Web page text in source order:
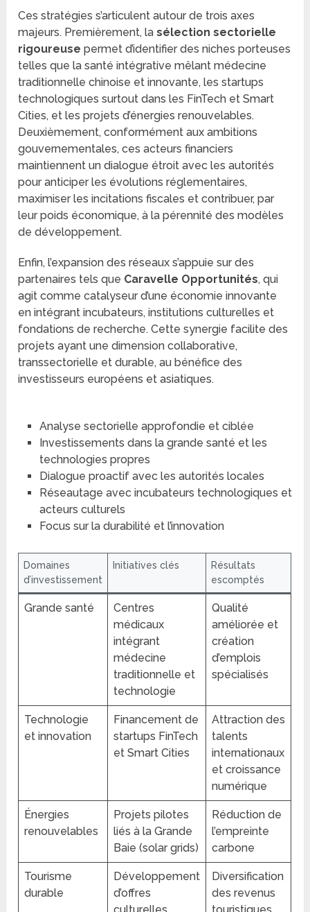
Ces stratégies s’articulent autour de trois axes
majeurs. Premièrement, lasélection sectorielle
rigoureuse permet d’identifier des niches porteuses
telles que la santé intégrative mêlant médecine
traditionnelle chinoise et innovante, les startups
technologiques surtout dans les FinTech et Smart
Cities, et les projets d’énergies renouvelables.
Deuxièmement, conformément aux ambitions
gouvernementales, ces acteurs financiers
maintiennent un dialogue étroit avec les autorités
pour anticiper les évolutions réglementaires,
maximiser les incitations fiscales et contribuer, par
leur poids économique, à la pérennité des modèles
de développement.
Enfin, l’expansion des réseaux s’appuie sur des
partenaires tels que Caravelle Opportunités, qui
agit comme catalyseur d’une économie innovante
en intégrant incubateurs, institutions culturelles et
fondations de recherche. Cette synergie facilite des
projets ayant une dimension collaborative,
transsectorielle et durable, au bénéfice des
investisseurs européens et asiatiques.
Analyse sectorielle approfondie et ciblée
Investissements dans la grande santé et les
technologies propres
Dialogue proactif avec les autorités locales
Réseautage avec incubateurs technologiques et
acteurs culturels
Focus sur la durabilité et l’innovation
Domaines
d’investissement
Initiatives clés
Résultats
escomptés
Grande santé
Centres
médicaux
intégrant
médecine
traditionnelle et
technologie
Qualité
améliorée et
création
d’emplois
spécialisés
Technologie
et innovation
Financement de
startups FinTech
et Smart Cities
Attraction des
talents
internationaux
et croissance
numérique
Énergies
renouvelables
Projets pilotes
liés à la Grande
Baie (solar grids)
Réduction de
l’empreinte
carbone
Tourisme
durable
Développement
d’offres
culturelles
Diversification
des revenus
touristiques